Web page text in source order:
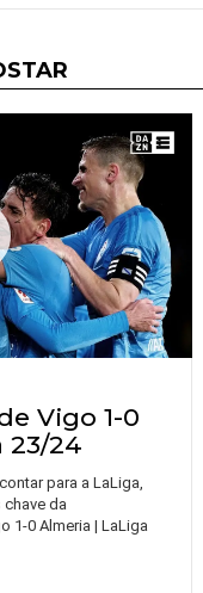
Vigo 1-0
23/24
para a LaLiga,
da
1-0 Almeria | LaLiga